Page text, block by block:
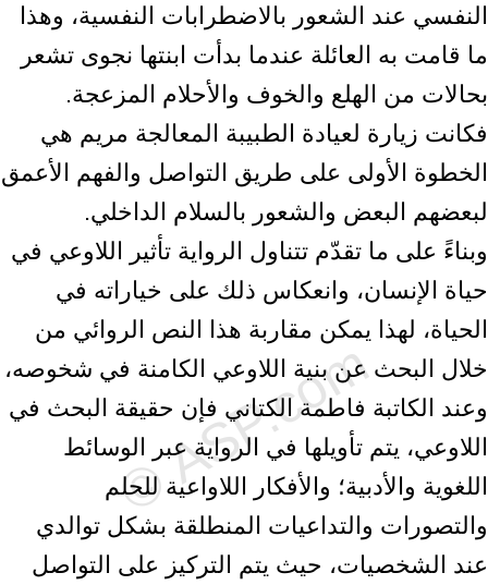
النفسي عند الشعور بالاضطرابات النفسية، وهذا
ما قامت به العائلة عندما بدأت ابنتها نجوى تشعر
بحالات من الهلع والخوف والأحلام المزعجة.
فكانت زيارة لعيادة الطبيبة المعالجة مريم هي
الخطوة الأولى على طريق التواصل والفهم الأعمق
لبعضهم البعض والشعور بالسلام الداخلي.
وبناءً على ما تقدّم تتناول الرواية تأثير اللاوعي في
حياة الإنسان، وانعكاس ذلك على خياراته في
الحياة، لهذا يمكن مقاربة هذا النص الروائي من
خلال البحث عن بنية اللاوعي الكامنة في شخوصه،
وعند الكاتبة فاطمة الكتاني فإن حقيقة البحث في
اللاوعي، يتم تأويلها في الرواية عبر الوسائط
اللغوية والأدبية؛ والأفكار اللاواعية للحلم
والتصورات والتداعيات المنطلقة بشكل توالدي
عند الشخصيات، حيث يتم التركيز على التواصل